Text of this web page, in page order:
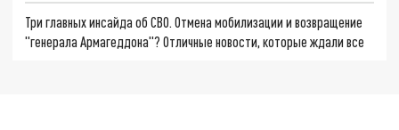
Три главных инсайда об СВО. Отмена мобилизации и возвращение
"генерала Армагеддона"? Отличные новости, которые ждали все